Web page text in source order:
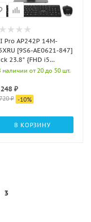
Pro AP242P 14M-
[9S6-AE0621-847]
i5
8192Mb/
KB}
наличии от 20 до 50 шт.
₽
₽ -10%
В КОРЗИНУ
3